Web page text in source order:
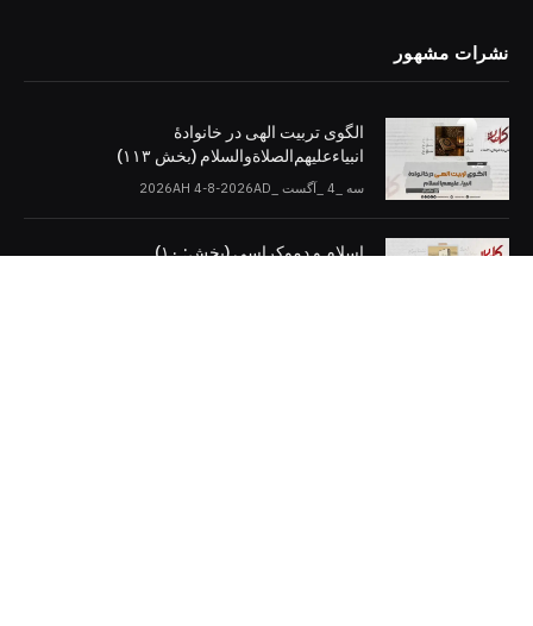
نشرات مشهور
الگوی تربیت الهی در خانوادۀ
انبیاءعلیهم‌الصلاةو‌السلام (بخش ۱۱۳)
سه _4 _آگست _2026AH 4-8-2026AD
اسلام و دموکراسی (بخش: ۱۰)